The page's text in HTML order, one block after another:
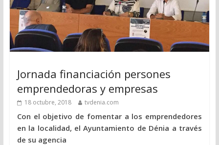
Jornada financiación persones
emprendedoras y empresas
18 octubre, 2018 tvdenia.com
Con el objetivo de fomentar a los emprendedores
en la localidad, el Ayuntamiento de Dénia a través
de su agencia